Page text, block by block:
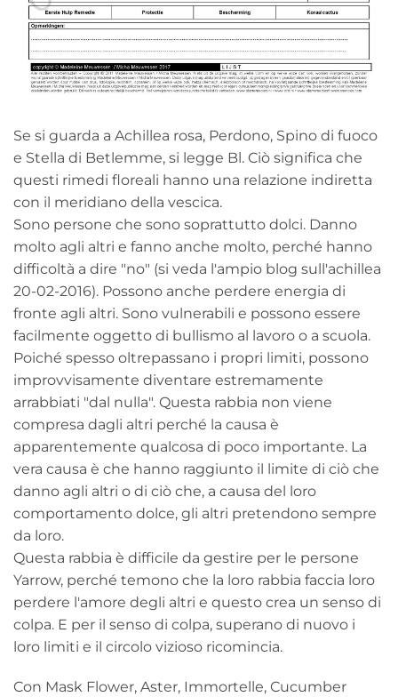
Se si guarda a Achillea rosa, Perdono, Spino di fuoco
e Stella di Betlemme, si legge Bl. Ciò significa che
questi rimedi floreali hanno una relazione indiretta
con il meridiano della vescica.
Sono persone che sono soprattutto dolci. Danno
molto agli altri e fanno anche molto, perché hanno
difficoltà a dire "no" (si veda l'ampio blog sull'achillea
20-02-2016). Possono anche perdere energia di
fronte agli altri. Sono vulnerabili e possono essere
facilmente oggetto di bullismo al lavoro o a scuola.
Poiché spesso oltrepassano i propri limiti, possono
improvvisamente diventare estremamente
arrabbiati "dal nulla". Questa rabbia non viene
compresa dagli altri perché la causa è
apparentemente qualcosa di poco importante. La
vera causa è che hanno raggiunto il limite di ciò che
danno agli altri o di ciò che, a causa del loro
comportamento dolce, gli altri pretendono sempre
da loro.
Questa rabbia è difficile da gestire per le persone
Yarrow, perché temono che la loro rabbia faccia loro
perdere l'amore degli altri e questo crea un senso di
colpa. E per il senso di colpa, superano di nuovo i
loro limiti e il circolo vizioso ricomincia.
Con Mask Flower, Aster, Immortelle, Cucumber